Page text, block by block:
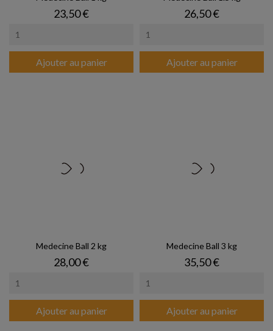
Prix
23,50 €
Ajouter au panier
Prix
26,50 €
Ajouter au panier
Medecine Ball 2 kg
Prix
28,00 €
Ajouter au panier
Medecine Ball 3 kg
Prix
35,50 €
Ajouter au panier